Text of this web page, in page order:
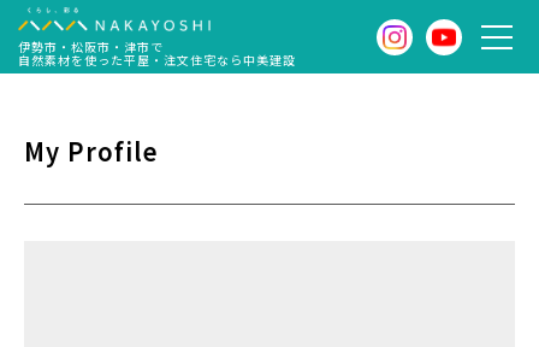
伊勢市・松阪市・津市で
自然素材を使った平屋・注文住宅なら中美建設
My Profile